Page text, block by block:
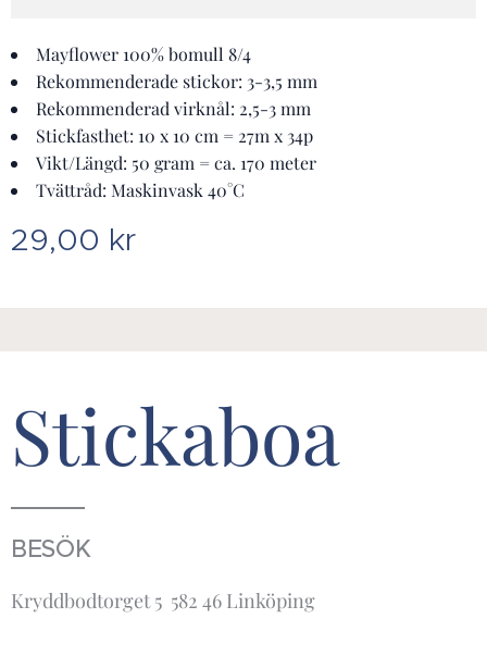
Mayflower 100% bomull 8/4
Rekommenderade stickor: 3-3,5 mm
Rekommenderad virknål: 2,5-3 mm
Stickfasthet: 10 x 10 cm = 27m x 34p
Vikt/Längd: 50 gram = ca. 170 meter
Tvättråd: Maskinvask 40°C
29,00 kr
Stickaboa
BESÖK
Kryddbodtorget 5 582 46 Linköping